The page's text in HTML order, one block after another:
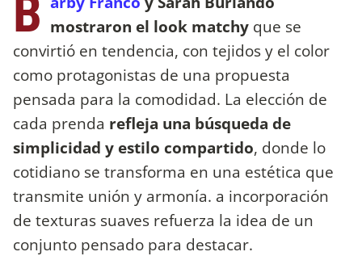
B mostraron el look matchy que se
convirtió en tendencia, con tejidos y el color
como protagonistas de una propuesta
pensada para la comodidad. La elección de
cada prenda refleja una búsqueda de
simplicidad y estilo compartido, donde lo
cotidiano se transforma en una estética que
transmite unión y armonía. a incorporación
de texturas suaves refuerza la idea de un
conjunto pensado para destacar.